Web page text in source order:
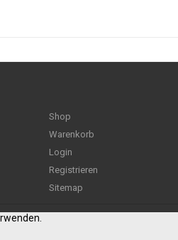
Shop
Warenkorb
Login
Registrieren
Sitemap